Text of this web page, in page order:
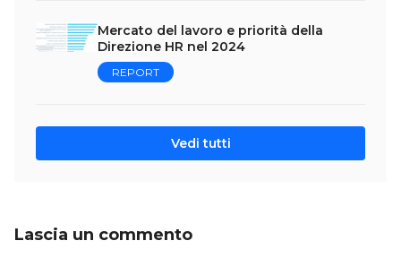
Mercato del lavoro e priorità della
Direzione HR nel 2024
REPORT
Vedi tutti
Lascia un commento